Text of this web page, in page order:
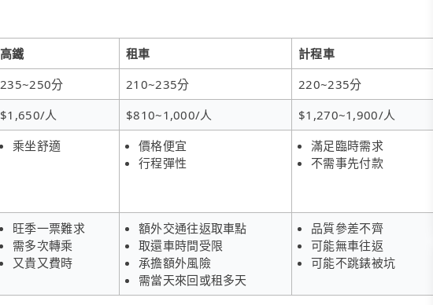
高鐵 租車
計程車
235~250分 210~235分
220~235分
$1,650/人 $810~1,000/人
$1,270~1,900/人
乘坐舒適
價格便宜
行程彈性
滿足臨時需求
不需事先付款
旺季一票難求
需多次轉乘
又貴又費時
額外交通往返取車點
取還車時間受限
承擔額外風險
需當天來回或租多天
品質參差不齊
可能無車往返
可能不跳錶被坑